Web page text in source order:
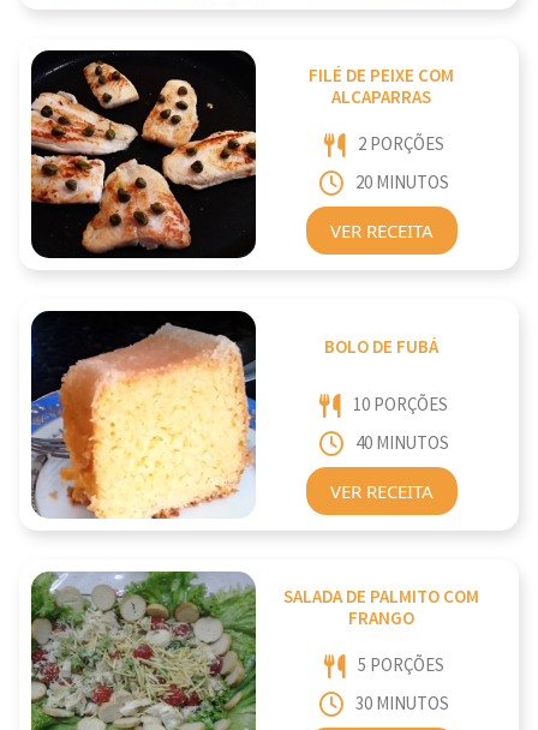
FILÉ DE PEIXE COM
ALCAPARRAS
2 PORÇÕES
20 MINUTOS
VER RECEITA
BOLO DE FUBÁ
10 PORÇÕES
40 MINUTOS
VER RECEITA
SALADA DE PALMITO COM
FRANGO
5 PORÇÕES
30 MINUTOS